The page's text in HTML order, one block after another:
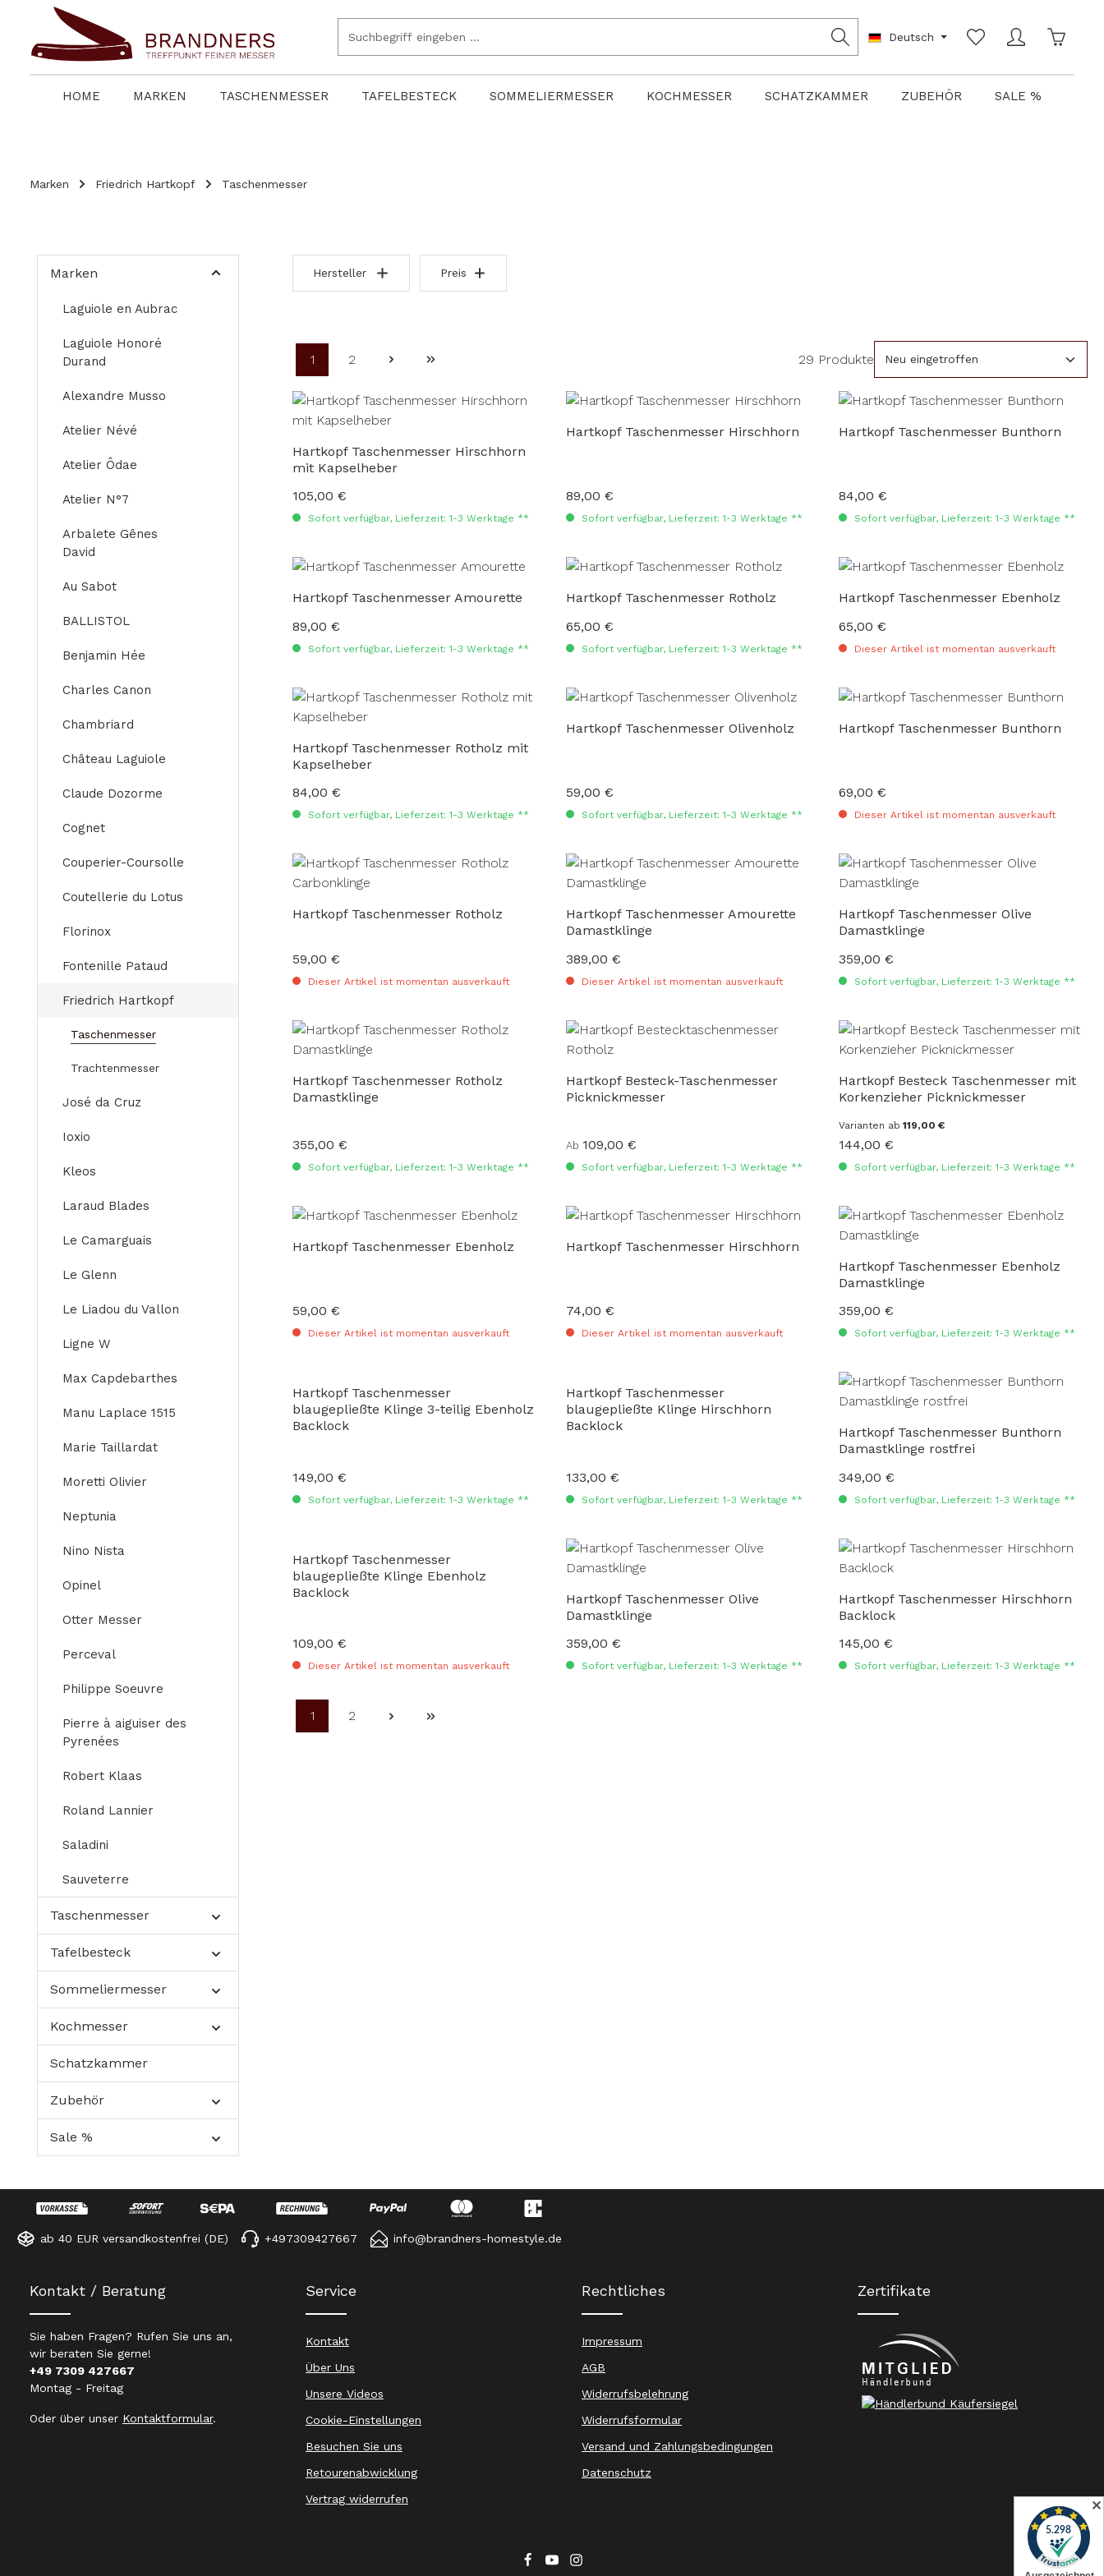
Zur Hauptnavigation springen
Deutsch
HOME MARKEN TASCHENMESSER TAFELBESTECK SOMMELIERMESSER KOCHMESSER SCHATZKAMMER ZUBEHÖR SALE %
Marken Friedrich Hartkopf Taschenmesser
Marken
Laguiole en Aubrac
Laguiole Honoré
Durand
Alexandre Musso
Atelier Névé
Atelier Ôdae
Atelier N°7
Arbalete Gênes
David
Au Sabot
BALLISTOL
Benjamin Hée
Charles Canon
Chambriard
Château Laguiole
Claude Dozorme
Cognet
Couperier-Coursolle
Coutellerie du Lotus
Florinox
Fontenille Pataud
Friedrich Hartkopf
Taschenmesser
Trachtenmesser
José da Cruz
Ioxio
Kleos
Laraud Blades
Le Camarguais
Le Glenn
Le Liadou du Vallon
Ligne W
Max Capdebarthes
Manu Laplace 1515
Marie Taillardat
Moretti Olivier
Neptunia
Nino Nista
Opinel
Otter Messer
Perceval
Philippe Soeuvre
Pierre à aiguiser des
Pyrenées
Robert Klaas
Roland Lannier
Saladini
Sauveterre
Taschenmesser
Tafelbesteck
Sommeliermesser
Kochmesser
Schatzkammer
Zubehör
Sale %
Hersteller Preis
Seite
1
Seite
2 29 Produkte
Hartkopf Taschenmesser Hirschhorn
mit Kapselheber
Regulärer Preis:
105,00 €
Sofort verfügbar, Lieferzeit: 1-3 Werktage **
Hartkopf Taschenmesser Hirschhorn
Regulärer Preis:
89,00 €
Sofort verfügbar, Lieferzeit: 1-3 Werktage **
Hartkopf Taschenmesser Bunthorn
Regulärer Preis:
84,00 €
Sofort verfügbar, Lieferzeit: 1-3 Werktage **
Hartkopf Taschenmesser Amourette
Regulärer Preis:
89,00 €
Sofort verfügbar, Lieferzeit: 1-3 Werktage **
Hartkopf Taschenmesser Rotholz
Regulärer Preis:
65,00 €
Sofort verfügbar, Lieferzeit: 1-3 Werktage **
Hartkopf Taschenmesser Ebenholz
Regulärer Preis:
65,00 €
Dieser Artikel ist momentan ausverkauft
Hartkopf Taschenmesser Rotholz mit
Kapselheber
Regulärer Preis:
84,00 €
Sofort verfügbar, Lieferzeit: 1-3 Werktage **
Hartkopf Taschenmesser Olivenholz
Regulärer Preis:
59,00 €
Sofort verfügbar, Lieferzeit: 1-3 Werktage **
Hartkopf Taschenmesser Bunthorn
Regulärer Preis:
69,00 €
Dieser Artikel ist momentan ausverkauft
Hartkopf Taschenmesser Rotholz
Regulärer Preis:
59,00 €
Dieser Artikel ist momentan ausverkauft
Hartkopf Taschenmesser Amourette
Damastklinge
Regulärer Preis:
389,00 €
Dieser Artikel ist momentan ausverkauft
Hartkopf Taschenmesser Olive
Damastklinge
Regulärer Preis:
359,00 €
Sofort verfügbar, Lieferzeit: 1-3 Werktage **
Hartkopf Taschenmesser Rotholz
Damastklinge
Regulärer Preis:
355,00 €
Sofort verfügbar, Lieferzeit: 1-3 Werktage **
Hartkopf Besteck-Taschenmesser
Picknickmesser
Regulärer Preis:
Ab 109,00 €
Sofort verfügbar, Lieferzeit: 1-3 Werktage **
Hartkopf Besteck Taschenmesser mit
Korkenzieher Picknickmesser
Varianten ab 119,00 €
Regulärer Preis:
144,00 €
Sofort verfügbar, Lieferzeit: 1-3 Werktage **
Hartkopf Taschenmesser Ebenholz
Regulärer Preis:
59,00 €
Dieser Artikel ist momentan ausverkauft
Hartkopf Taschenmesser Hirschhorn
Regulärer Preis:
74,00 €
Dieser Artikel ist momentan ausverkauft
Hartkopf Taschenmesser Ebenholz
Damastklinge
Regulärer Preis:
359,00 €
Sofort verfügbar, Lieferzeit: 1-3 Werktage **
Hartkopf Taschenmesser
blaugepließte Klinge 3-teilig Ebenholz
Backlock
Regulärer Preis:
149,00 €
Sofort verfügbar, Lieferzeit: 1-3 Werktage **
Hartkopf Taschenmesser
blaugepließte Klinge Hirschhorn
Backlock
Regulärer Preis:
133,00 €
Sofort verfügbar, Lieferzeit: 1-3 Werktage **
Hartkopf Taschenmesser Bunthorn
Damastklinge rostfrei
Regulärer Preis:
349,00 €
Sofort verfügbar, Lieferzeit: 1-3 Werktage **
Hartkopf Taschenmesser
blaugepließte Klinge Ebenholz
Backlock
Regulärer Preis:
109,00 €
Dieser Artikel ist momentan ausverkauft
Hartkopf Taschenmesser Olive
Damastklinge
Regulärer Preis:
359,00 €
Sofort verfügbar, Lieferzeit: 1-3 Werktage **
Hartkopf Taschenmesser Hirschhorn
Backlock
Regulärer Preis:
145,00 €
Sofort verfügbar, Lieferzeit: 1-3 Werktage **
Seite
1
Seite
2
ab 40 EUR versandkostenfrei (DE) +497309427667 info@brandners-homestyle.de
Kontakt / Beratung
Sie haben Fragen? Rufen Sie uns an,
wir beraten Sie gerne!
+49 7309 427667
Montag - Freitag
Oder über unser Kontaktformular.
Service
Kontakt
Über Uns
Unsere Videos
Cookie-Einstellungen
Besuchen Sie uns
Retourenabwicklung
Vertrag widerrufen
Rechtliches
Impressum
AGB
Widerrufsbelehrung
Widerrufsformular
Versand und Zahlungsbedingungen
Datenschutz
Zertifikate
✕